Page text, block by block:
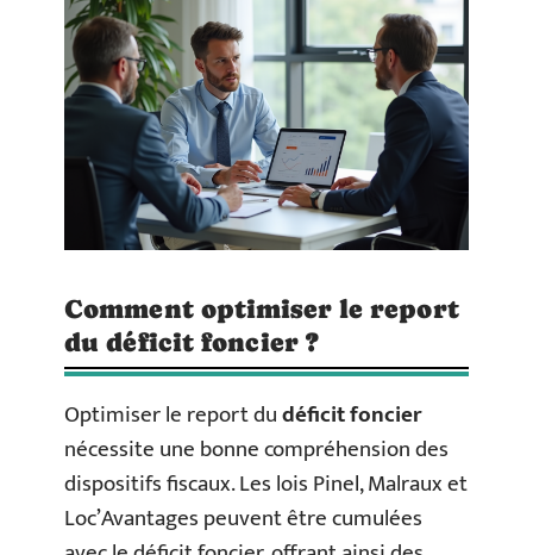
Comment optimiser le report
du déficit foncier ?
Optimiser le report dudéficit foncier
nécessite une bonne compréhension des
dispositifs fiscaux. Les lois Pinel, Malraux et
Loc’Avantages peuvent être cumulées